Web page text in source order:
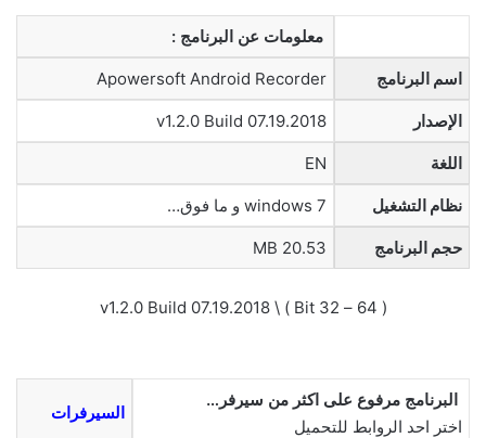
معلومات عن البرنامج :
اسم البرنامج Apowersoft Android Recorder
الإصدار v1.2.0 Build 07.19.2018
اللغة EN
نظام التشغيل windows 7 و ما فوق…
حجم البرنامج 20.53 MB
( 64 – 32 Bit ) \ v1.2.0 Build 07.19.2018
البرنامج مرفوع على اكثر من سيرفر…
اختر احد الروابط للتحميل
السيرفرات